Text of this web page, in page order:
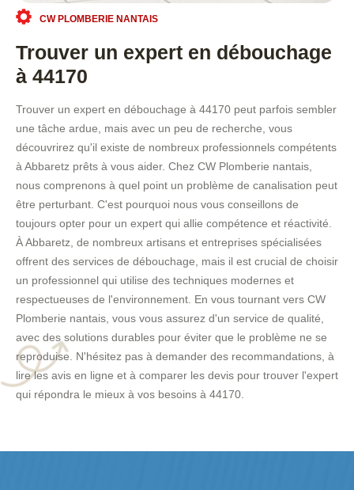
CW PLOMBERIE NANTAIS
Trouver un expert en débouchage
à 44170
Trouver un expert en débouchage à 44170 peut parfois sembler
une tâche ardue, mais avec un peu de recherche, vous
découvrirez qu'il existe de nombreux professionnels compétents
à Abbaretz prêts à vous aider. Chez CW Plomberie nantais,
nous comprenons à quel point un problème de canalisation peut
être perturbant. C'est pourquoi nous vous conseillons de
toujours opter pour un expert qui allie compétence et réactivité.
À Abbaretz, de nombreux artisans et entreprises spécialisées
offrent des services de débouchage, mais il est crucial de choisir
un professionnel qui utilise des techniques modernes et
respectueuses de l'environnement. En vous tournant vers CW
Plomberie nantais, vous vous assurez d'un service de qualité,
avec des solutions durables pour éviter que le problème ne se
reproduise. N'hésitez pas à demander des recommandations, à
lire les avis en ligne et à comparer les devis pour trouver l'expert
qui répondra le mieux à vos besoins à 44170.